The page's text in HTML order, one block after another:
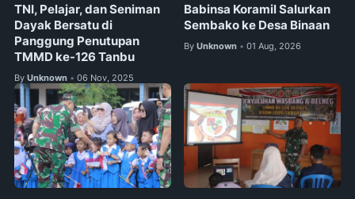
TNI, Pelajar, dan Seniman
Dayak Bersatu di
Panggung Penutupan
TMMD ke-126 Tanbu
By Unknown • 06 Nov, 2025
Babinsa Koramil Salurkan
Sembako ke Desa Binaan
By Unknown • 01 Aug, 2026